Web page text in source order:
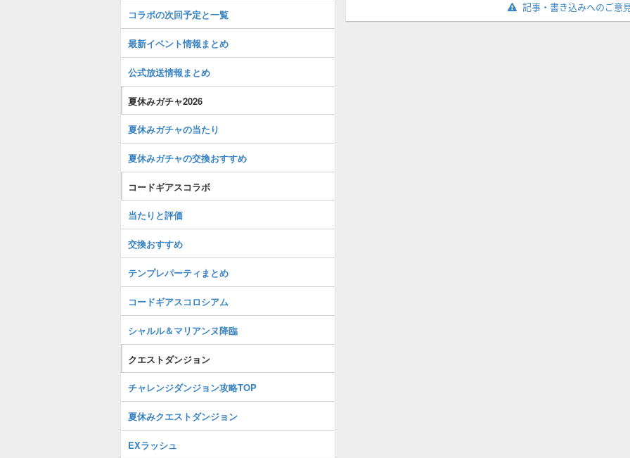
記事・書き込みへのご意
コラボの次回予定と一覧
最新イベント情報まとめ
公式放送情報まとめ
夏休みガチャ2026
夏休みガチャの当たり
夏休みガチャの交換おすすめ
コードギアスコラボ
当たりと評価
交換おすすめ
テンプレパーティまとめ
コードギアスコロシアム
シャルル＆マリアンヌ降臨
クエストダンジョン
チャレンジダンジョン攻略TOP
夏休みクエストダンジョン
EXラッシュ